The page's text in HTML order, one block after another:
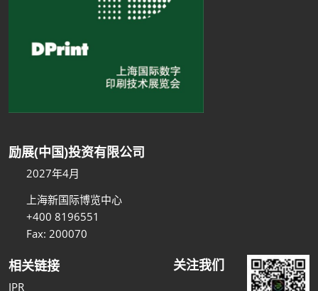
励展(中国)投资有限公司
2027年4月
上海新国际博览中心
+400 8196551
Fax: 200070
相关链接
IPR
关注我们